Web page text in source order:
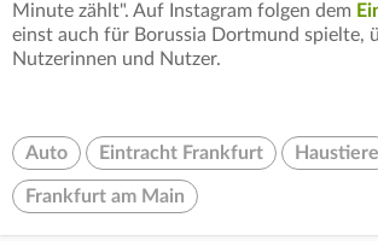
Minute zählt". Auf Instagram folgen dem
einst auch für Borussia Dortmund spielte,
Nutzerinnen und Nutzer.
Auto Eintracht Frankfurt Haustiere
Frankfurt am Main